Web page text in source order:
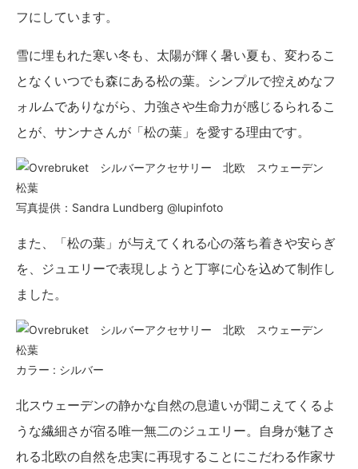
フにしています。
雪に埋もれた寒い冬も、太陽が輝く暑い夏も、変わるこ
となくいつでも森にある松の葉。シンプルで控えめなフ
ォルムでありながら、力強さや生命力が感じるられるこ
とが、サンナさんが「松の葉」を愛する理由です。
写真提供：Sandra Lundberg @lupinfoto
また、「松の葉」が与えてくれる心の落ち着きや安らぎ
を、ジュエリーで表現しようと丁寧に心を込めて制作し
ました。
カラー : シルバー
北スウェーデンの静かな自然の息遣いが聞こえてくるよ
うな繊細さが宿る唯一無二のジュエリー。自身が魅了さ
れる北欧の自然を忠実に再現することにこだわる作家サ